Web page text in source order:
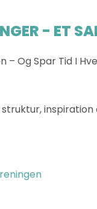
- ET
Og Spar Tid I